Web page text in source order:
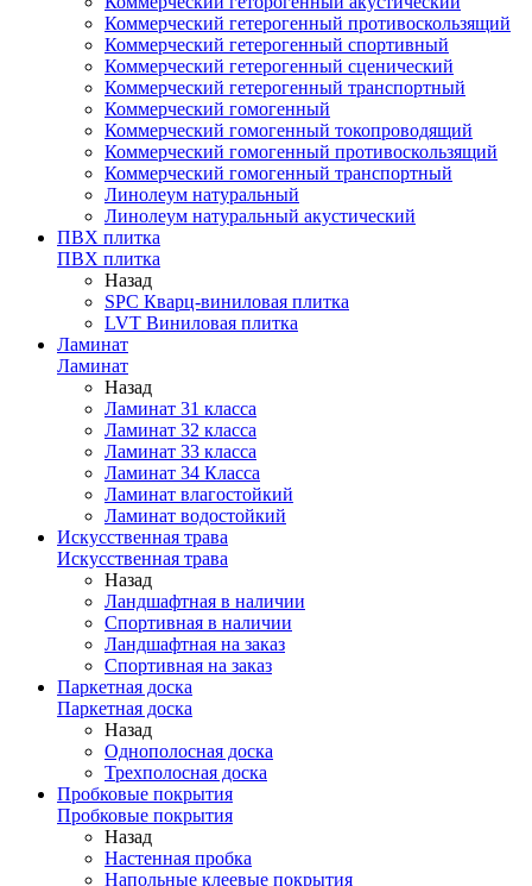
Коммерческий гетерогенный противоскользящий
Коммерческий гетерогенный спортивный
Коммерческий гетерогенный сценический
Коммерческий гетерогенный транспортный
Коммерческий гомогенный
Коммерческий гомогенный токопроводящий
Коммерческий гомогенный противоскользящий
Коммерческий гомогенный транспортный
Линолеум натуральный
Линолеум натуральный акустический
ПВХ плитка
ПВХ плитка
Назад
SPC Кварц-виниловая плитка
LVT Виниловая плитка
Ламинат
Ламинат
Назад
Ламинат 31 класса
Ламинат 32 класса
Ламинат 33 класса
Ламинат 34 Класса
Ламинат влагостойкий
Ламинат водостойкий
Искусственная трава
Искусственная трава
Назад
Ландшафтная в наличии
Спортивная в наличии
Ландшафтная на заказ
Спортивная на заказ
Паркетная доска
Паркетная доска
Назад
Однополосная доска
Трехполосная доска
Пробковые покрытия
Пробковые покрытия
Назад
Настенная пробка
Напольные клеевые покрытия